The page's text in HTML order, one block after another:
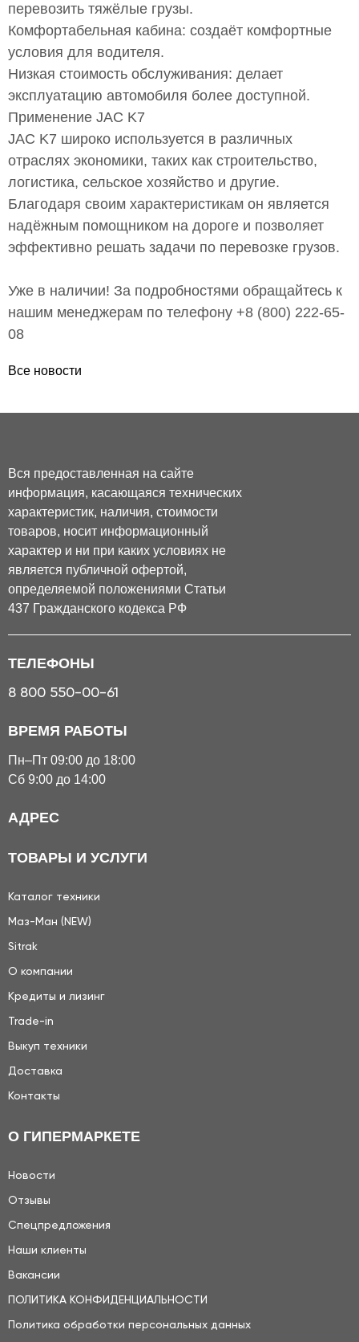
перевозить тяжёлые грузы.
Комфортабельная кабина: создаёт комфортные
условия для водителя.
Низкая стоимость обслуживания: делает
эксплуатацию автомобиля более доступной.
Применение JAC K7
JAC K7 широко используется в различных
отраслях экономики, таких как строительство,
логистика, сельское хозяйство и другие.
Благодаря своим характеристикам он является
надёжным помощником на дороге и позволяет
эффективно решать задачи по перевозке грузов.
Уже в наличии! За подробностями обращайтесь к
нашим менеджерам по телефону +8 (800) 222-65-
08
Все новости
Вся предоставленная на сайте
информация, касающаяся технических
характеристик, наличия, стоимости
товаров, носит информационный
характер и ни при каких условиях не
является публичной офертой,
определяемой положениями Статьи
437 Гражданского кодекса РФ
ТЕЛЕФОНЫ
8 800 550-00-61
ВРЕМЯ РАБОТЫ
Пн–Пт 09:00 до 18:00
Сб 9:00 до 14:00
АДРЕС
ТОВАРЫ И УСЛУГИ
Каталог техники
Маз-Ман (NEW)
Sitrak
О компании
Кредиты и лизинг
Trade-in
Выкуп техники
Доставка
Контакты
О ГИПЕРМАРКЕТЕ
Новости
Отзывы
Спецпредложения
Наши клиенты
Вакансии
ПОЛИТИКА КОНФИДЕНЦИАЛЬНОСТИ
Политика обработки персональных данных